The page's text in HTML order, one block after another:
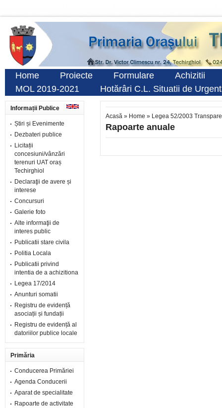
Home Proiecte Formulare
Achizitii
MOL 2019-2021
Hotărâri C.L. Situatii de
Informații Publice
Știri și Evenimente
Dezbateri publice
Licitații
concesiuni/vânzări
terenuri UAT oraș
Techirghiol
Declaraţii de avere și
interese
Concursuri
Galerie foto
Alte informaţii de
interes public
Publicatii stare civila
Politia Locala
Publicatii privind
intentia de a achizitiona
Legea 17/2014
Anunturi somatii
Registru de evidență
asociații și fundații
Registru de evidență al
datoriilor publice locale
Primăria
Conducerea Primăriei
Agenda Conducerii
Aparat de specialitate
Rapoarte de activitate
Acasă » Home » Legea 52/2003
Rapoarte anuale